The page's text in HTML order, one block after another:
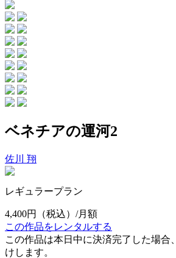
ベネチアの運河2
佐川 翔
レギュラープラン
4,400円
（税込）/月額
この作品をレンタルする
この作品は本日中に決済完了した場合、
けします。